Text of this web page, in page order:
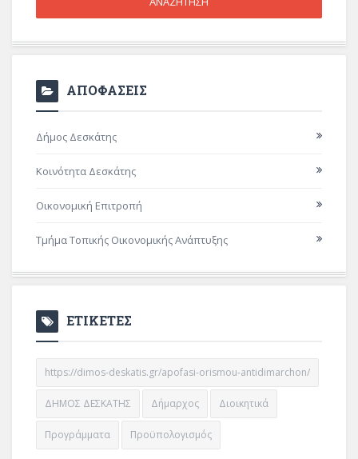
ΑΠΟΦΑΣΕΙΣ
Δήμος Δεσκάτης
Κοινότητα Δεσκάτης
Οικονομική Επιτροπή
Τμήμα Τοπικής Οικονομικής Ανάπτυξης
ΕΤΙΚΕΤΕΣ
https://dimos-deskatis.gr/apofasi-orismou-antidimarchon/
ΔΗΜΟΣ ΔΕΣΚΑΤΗΣ Δήμαρχος Διοικητικά
Προγράμματα Προϋπολογισμός